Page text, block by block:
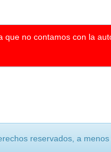
no contamos con la
reservados, a